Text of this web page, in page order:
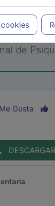
caso
del paciente.
de
Me Gusta
DESCARGAR